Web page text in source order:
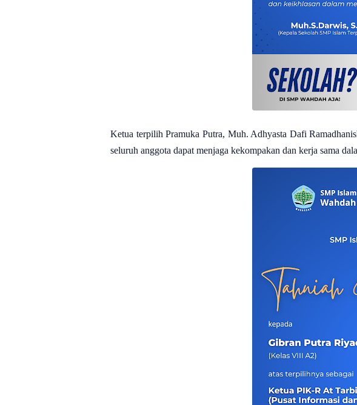
Ketua terpilih Pramuka Putra, Muh. Adhyasta Dafi
seluruh anggota dapat menjaga kekompakan dan kerja sama